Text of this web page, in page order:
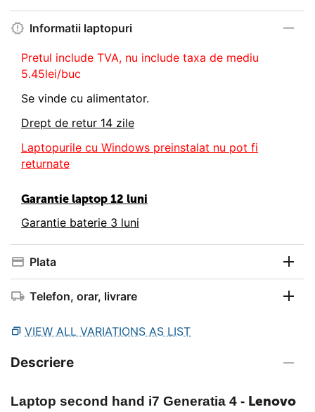
Informatii laptopuri
Pretul include TVA, nu include taxa de mediu
5.45lei/buc
Se vinde cu alimentator.
Drept de retur 14 zile
Laptopurile cu Windows preinstalat nu pot fi
returnate
Garantie laptop 12 luni
Garantie baterie 3 luni
Plata
Telefon, orar, livrare
VIEW ALL VARIATIONS AS LIST
Descriere
Laptop second hand i7 Generatia 4 - Lenovo